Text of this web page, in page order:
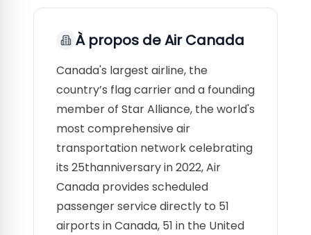
À propos deAir Canada
Canada's largest airline, the
country’s flag carrier and a founding
member of Star Alliance, the world's
most comprehensive air
transportation network celebrating
its 25thanniversary in 2022, Air
Canada provides scheduled
passenger service directly to 51
airports in Canada, 51 in the United